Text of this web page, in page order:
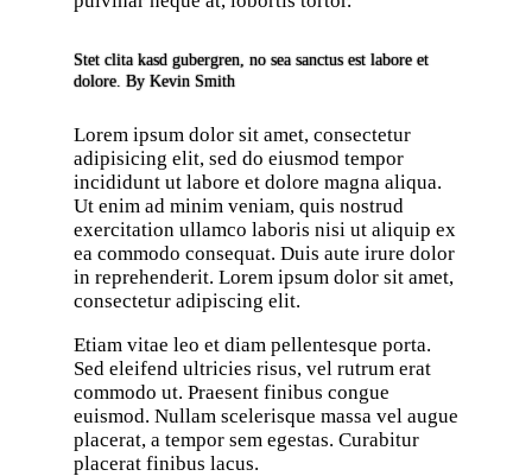
Stet clita kasd gubergren, no sea sanctus est labore et
dolore. By Kevin Smith
Lorem ipsum dolor sit amet, consectetur
adipisicing elit, sed do eiusmod tempor
incididunt ut labore et dolore magna aliqua.
Ut enim ad minim veniam, quis nostrud
exercitation ullamco laboris nisi ut aliquip ex
ea commodo consequat. Duis aute irure dolor
in reprehenderit. Lorem ipsum dolor sit amet,
consectetur adipiscing elit.
Etiam vitae leo et diam pellentesque porta.
Sed eleifend ultricies risus, vel rutrum erat
commodo ut. Praesent finibus congue
euismod. Nullam scelerisque massa vel augue
placerat, a tempor sem egestas. Curabitur
placerat finibus lacus.